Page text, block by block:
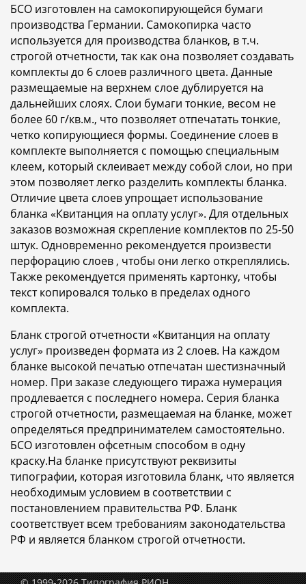
БСО изготовлен на самокопирующейся бумаги
производства Германии. Самокопирка часто
используется для производства бланков, в т.ч.
строгой отчетности, так как она позволяет создавать
комплекты до 6 слоев различного цвета. Данные
размещаемые на верхнем слое дублируется на
дальнейших слоях. Слои бумаги тонкие, весом не
более 60 г/кв.м., что позволяет отпечатать тонкие,
четко копирующиеся формы. Соединение слоев в
комплекте выполняется с помощью специальным
клеем, который склеивает между собой слои, но при
этом позволяет легко разделить комплекты бланка.
Отличие цвета слоев упрощает использование
бланка «Квитанция на оплату услуг». Для отдельных
заказов возможная скрепление комплектов по 25-50
штук. Одновременно рекомендуется произвести
перфорацию слоев , чтобы они легко откреплялись.
Также рекомендуется применять картонку, чтобы
текст копировался только в пределах одного
комплекта.
Бланк строгой отчетности «Квитанция на оплату
услуг» произведен формата из 2 слоев. На каждом
бланке высокой печатью отпечатан шестизначный
номер. При заказе следующего тиража нумерация
продлевается с последнего номера. Серия бланка
строгой отчетности, размещаемая на бланке, может
определяться предпринимателем самостоятельно.
БСО изготовлен офсетным способом в одну
краску.На бланке присутствуют реквизиты
типографии, которая изготовила бланк, что является
необходимым условием в соответствии с
постановлением правительства РФ. Бланк
соответствует всем требованиям законодательства
РФ и является бланком строгой отчетности.